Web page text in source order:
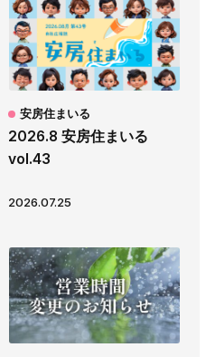
2026.8 安房住まいる
vol.43
安房住まいる
2026.07.25